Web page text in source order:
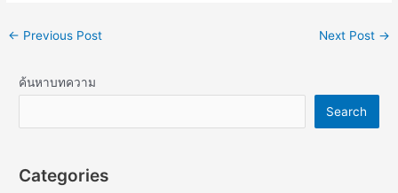
← Previous Post Next Post →
ค้นหาบทความ
Search
Categories